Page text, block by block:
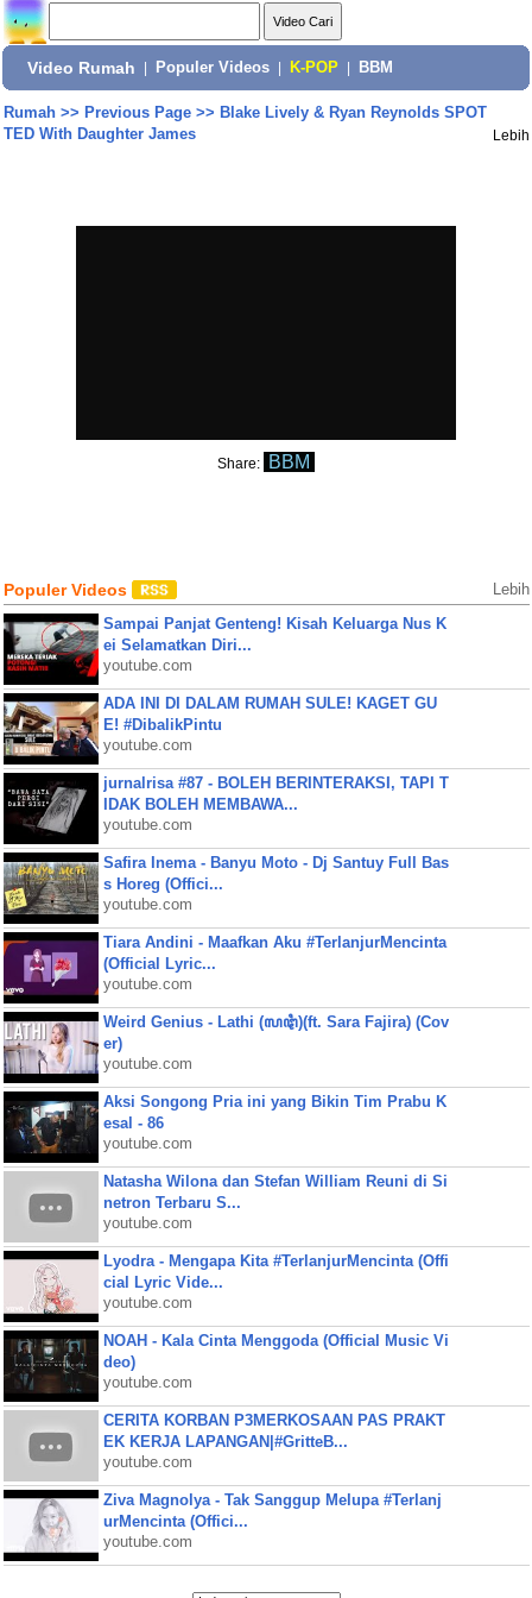
Video Rumah Populer Videos K-POP BBM
Rumah>> Previous Page>> Blake Lively & Ryan Reynolds SPOT
TED With Daughter James
Lebih
Share: BBM
Populer Videos Lebih
Sampai Panjat Genteng! Kisah Keluarga Nus K
ei Selamatkan Diri...
youtube.com
ADA INI DI DALAM RUMAH SULE! KAGET GU
E! #DibalikPintu
youtube.com
jurnalrisa #87 - BOLEH BERINTERAKSI, TAPI T
IDAK BOLEH MEMBAWA...
youtube.com
Safira Inema - Banyu Moto - Dj Santuy Full Bas
s Horeg (Offici...
youtube.com
Tiara Andini - Maafkan Aku #TerlanjurMencinta
(Official Lyric...
youtube.com
Weird Genius - Lathi (ꦭꦛꦶ)(ft. Sara Fajira) (Cov
er)
youtube.com
Aksi Songong Pria ini yang Bikin Tim Prabu K
esal - 86
youtube.com
Natasha Wilona dan Stefan William Reuni di Si
netron Terbaru S...
youtube.com
Lyodra - Mengapa Kita #TerlanjurMencinta (Offi
cial Lyric Vide...
youtube.com
NOAH - Kala Cinta Menggoda (Official Music Vi
deo)
youtube.com
CERITA KORBAN P3MERKOSAAN PAS PRAKT
EK KERJA LAPANGAN|#GritteB...
youtube.com
Ziva Magnolya - Tak Sanggup Melupa #Terlanj
urMencinta (Offici...
youtube.com